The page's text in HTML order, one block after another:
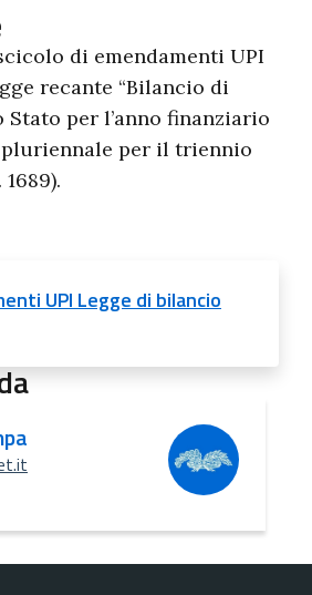
di emendamenti UPI
recante “Bilancio di
per l’anno finanziario
per il triennio
1689).
UPI Legge di bilancio